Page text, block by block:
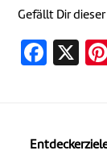
Gefällt Dir
X